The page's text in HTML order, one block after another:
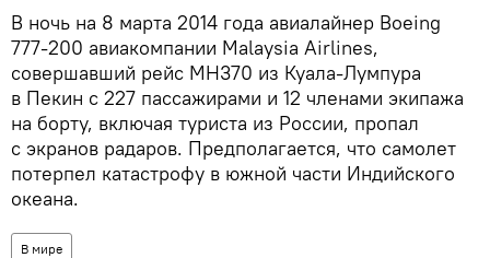
В ночь на 8 марта 2014 года авиалайнер Boeing
777-200 авиакомпании Malaysia Airlines,
совершавший рейс MH370 из Куала-Лумпура
в Пекин с 227 пассажирами и 12 членами экипажа
на борту, включая туриста из России, пропал
с экранов радаров. Предполагается, что самолет
потерпел катастрофу в южной части Индийского
океана.
В мире